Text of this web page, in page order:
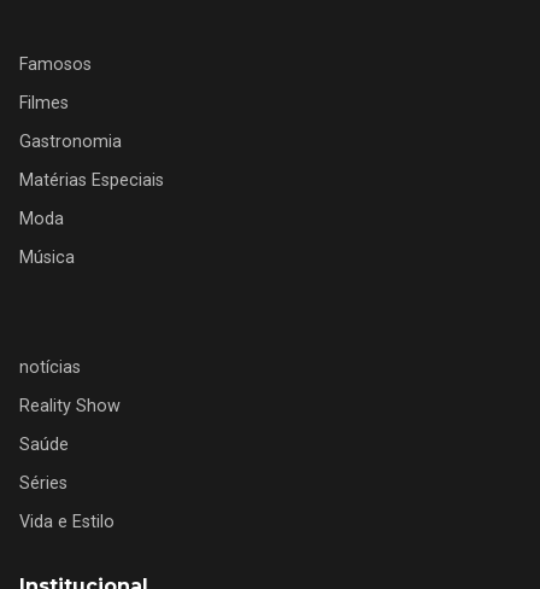
Famosos
Filmes
Gastronomia
Matérias Especiais
Moda
Música
notícias
Reality Show
Saúde
Séries
Vida e Estilo